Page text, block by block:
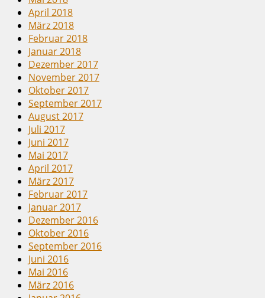
April 2018
März 2018
Februar 2018
Januar 2018
Dezember 2017
November 2017
Oktober 2017
September 2017
August 2017
Juli 2017
Juni 2017
Mai 2017
April 2017
März 2017
Februar 2017
Januar 2017
Dezember 2016
Oktober 2016
September 2016
Juni 2016
Mai 2016
März 2016